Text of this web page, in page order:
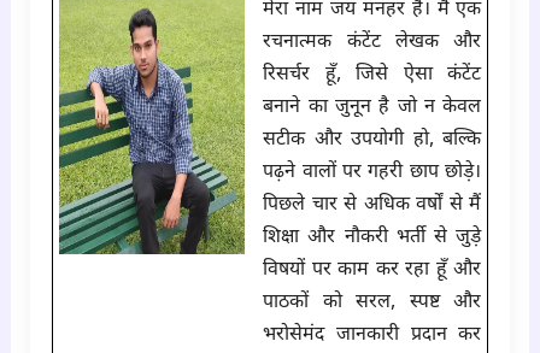
मेरा नाम जय मनहर है। मैं एक
रचनात्मक कंटेंट लेखक और
रिसर्चर हूँ, जिसे ऐसा कंटेंट
बनाने का जुनून है जो न केवल
सटीक और उपयोगी हो, बल्कि
पढ़ने वालों पर गहरी छाप छोड़े।
पिछले चार से अधिक वर्षों से मैं
शिक्षा और नौकरी भर्ती से जुड़े
विषयों पर काम कर रहा हूँ और
पाठकों को सरल, स्पष्ट और
भरोसेमंद जानकारी प्रदान कर